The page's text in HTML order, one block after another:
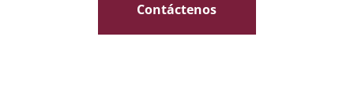
Contáctenos